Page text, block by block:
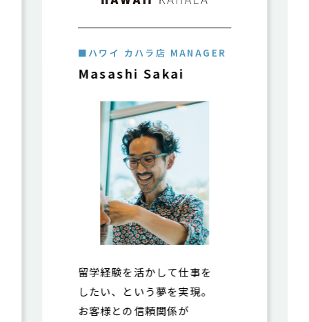
■ハワイ イリカイ店
GENERAL MANAGER
自由な提案を求められる
やりがいと、収入面の魅力、